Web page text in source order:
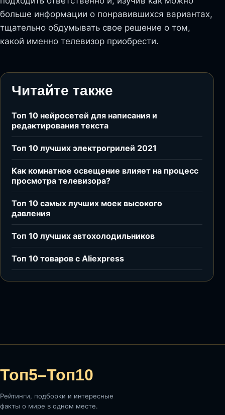
больше информации о понравившихся вариантах,
тщательно обдумывать свое решение о том,
какой именно телевизор приобрести.
Читайте также
Топ 10 нейросетей для написания и
редактирования текста
Топ 10 лучших электрогрилей 2021
Как комнатное освещение влияет на процесс
просмотра телевизора?
Топ 10 самых лучших моек высокого
давления
Топ 10 лучших автохолодильников
Топ 10 товаров с Aliexpress
Топ5–Топ10
Рейтинги, подборки и интересные
факты о мире в одном месте.